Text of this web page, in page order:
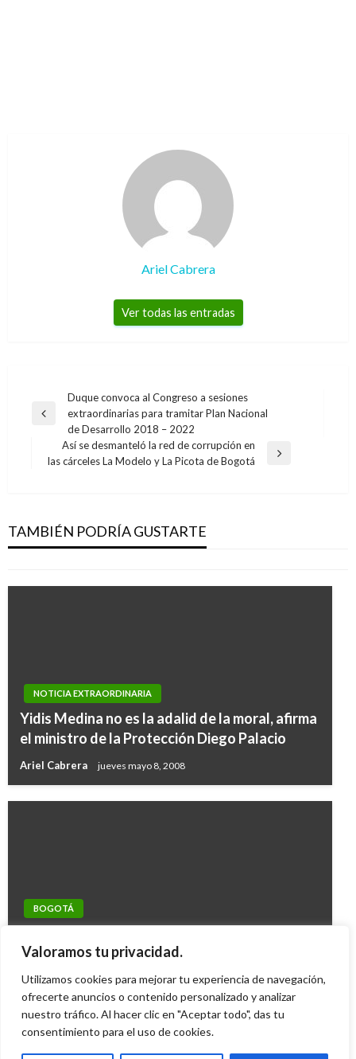
Valoramos tu privacidad.
Utilizamos cookies para mejorar tu experiencia de navegación,
ofrecerte anuncios o contenido personalizado y analizar
nuestro tráfico. Al hacer clic en "Aceptar todo", das tu
consentimiento para el uso de cookies.
Ariel Cabrera
Ver todas las entradas
Navegación
de
entradas
Entrada
Duque convoca al Congreso a sesiones
extraordinarias para tramitar Plan Nacional
de Desarrollo 2018 – 2022
Entrada
Así se desmanteló la red de corrupción en
las cárceles La Modelo y La Picota de Bogotá
TAMBIÉN PODRÍA GUSTARTE
el temor a nueva cepa de coronavirus
Iván Briceño lunes diciembre 21, 2020
NOTICIA EXTRAORDINARIA
Yidis Medina no es la adalid de la moral, afirma
el ministro de la Protección Diego Palacio
Ariel Cabrera jueves mayo 8, 2008
BOGOTÁ
para Haití
Carlos Martinez jueves enero 21, 2010
NOTICIA EXTRAORDINARIA
Santos hace nuevo llamado a la unidad de los
Ariel Cabrera miércoles julio 20, 2016